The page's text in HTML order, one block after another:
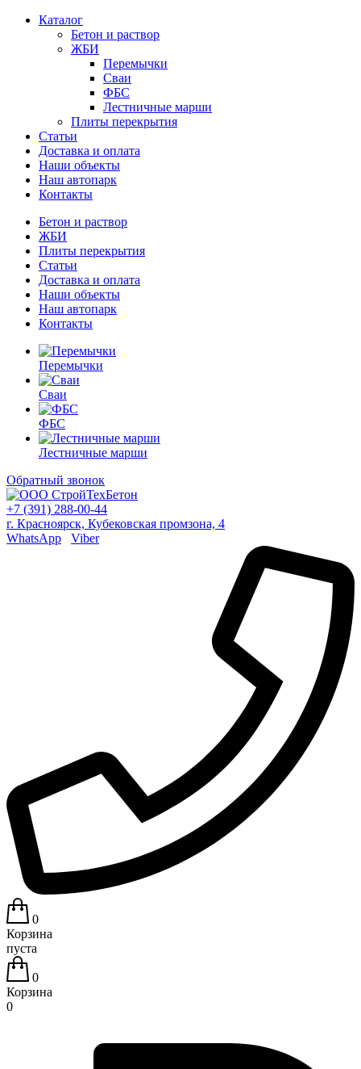
Каталог
Бетон и раствор
ЖБИ
Перемычки
Сваи
ФБС
Лестничные марши
Плиты перекрытия
Статьи
Доставка и оплата
Наши объекты
Наш автопарк
Контакты
Бетон и раствор
ЖБИ
Плиты перекрытия
Статьи
Доставка и оплата
Наши объекты
Наш автопарк
Контакты
Перемычки
Сваи
ФБС
Лестничные марши
Обратный звонок
+7 (391) 288-00-44
г. Красноярск, Кубековская промзона, 4
WhatsApp
Viber
0
Корзина
пуста
0
Корзина
0